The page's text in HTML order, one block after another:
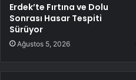
Erdek’te Fırtına ve Dolu
Sonrası Hasar Tespiti
Sürüyor
Ağustos 5, 2026